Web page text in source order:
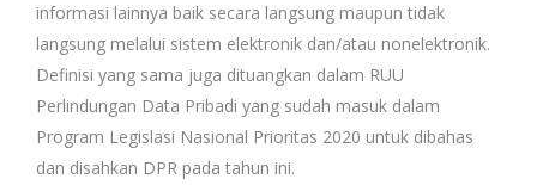
informasi lainnya baik secara langsung maupun tidak
langsung melalui sistem elektronik dan/atau nonelektronik.
Definisi yang sama juga dituangkan dalam RUU
Perlindungan Data Pribadi yang sudah masuk dalam
Program Legislasi Nasional Prioritas 2020 untuk dibahas
dan disahkan DPR pada tahun ini.